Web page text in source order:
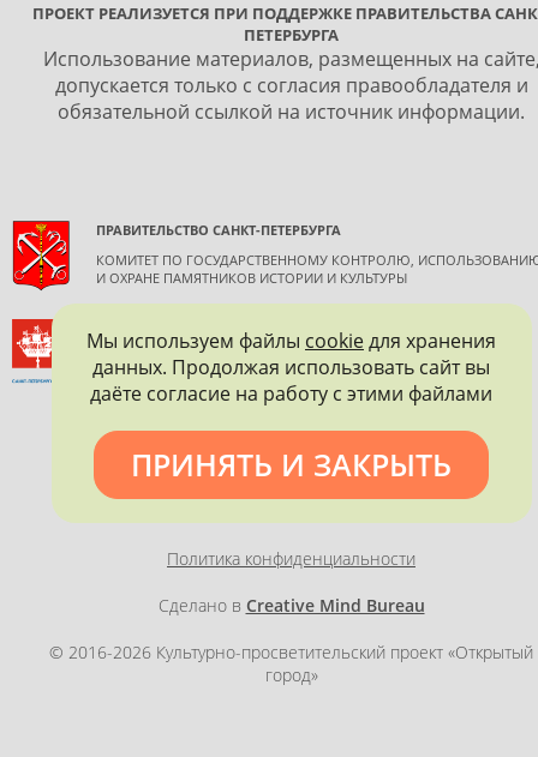
ПРОЕКТ РЕАЛИЗУЕТСЯ ПРИ ПОДДЕРЖКЕ ПРАВИТЕЛЬСТВА
ПЕТЕРБУРГА
Использование материалов, размещенных на
допускается только с согласия правообладателя и
обязательной ссылкой на источник информации.
ПРАВИТЕЛЬСТВО САНКТ-ПЕТЕРБУРГА
КОМИТЕТ ПО ГОСУДАРСТВЕННОМУ КОНТРОЛЮ,
И ОХРАНЕ ПАМЯТНИКОВ ИСТОРИИ И КУЛЬТУРЫ
ИСТОРИИ И КУЛЬТУРЫ
САНКТ-ПЕТЕРБУРГСКОЕ ГОРОДСКОЕ ОТДЕЛЕНИЕ
Политика конфиденциальности
Сделано в Creative Mind Bureau
© 2016-2026 Культурно-просветительский проект «Открытый
город»
Мы используем файлы cookieдля хранения
данных. Продолжая использовать сайт вы
даёте согласие на работу с этими файлами
ПРИНЯТЬ И ЗАКРЫТЬ